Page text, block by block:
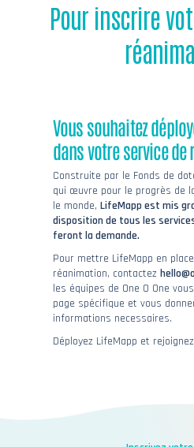
Pour inscrire
Vous souhaitez
dans votre service
Construite par le Fonds de
qui œuvre pour le progrès de
le monde, LifeMapp est mis
disposition de tous les
feront la demande.
Pour mettre LifeMapp en
réanimation, contactez
les équipes de One O One
page spécifique et vous
informations necessaires.
Déployez LifeMapp et